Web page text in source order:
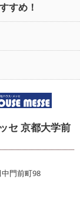
すめ！
セ 京都大学前
中門前町98